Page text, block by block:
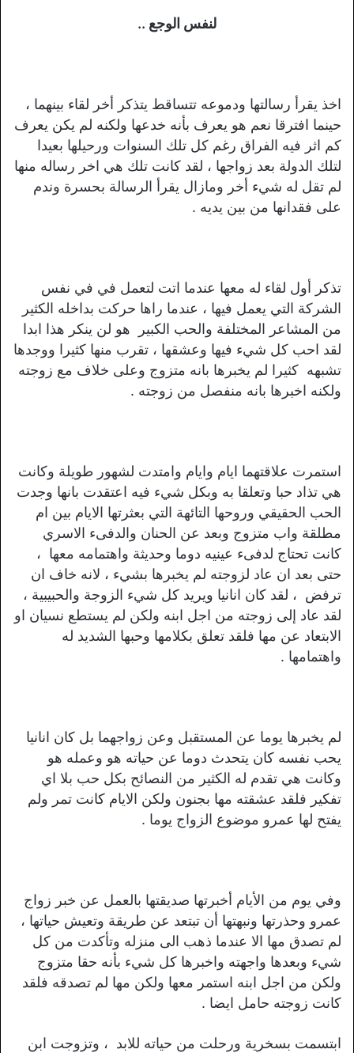
لنفس الوجع ..
اخذ يقرأ رسالتها ودموعه تتساقط يتذكر أخر لقاء بينهما ،
حينما افترقا نعم هو يعرف بأنه خدعها ولكنه لم يكن يعرف
كم اثر فيه الفراق رغم كل تلك السنوات ورحيلها بعيدا
لتلك الدولة بعد زواجها ، لقد كانت تلك هي اخر رساله منها
لم تقل له شيء أخر ومازال يقرأ الرسالة بحسرة وندم
على فقدانها من بين يديه .
تذكر أول لقاء له معها عندما اتت لتعمل في في نفس
الشركة التي يعمل فيها ، عندما راها حركت بداخله الكثير
من المشاعر المختلفة والحب الكبير هو لن ينكر هذا ابدا
لقد احب كل شيء فيها وعشقها ، تقرب منها كثيرا ووجدها
تشبهه كثيرا لم يخبرها بانه متزوج وعلى خلاف مع زوجته
ولكنه اخبرها بانه منفصل من زوجته .
استمرت علاقتهما ايام وايام وامتدت لشهور طويلة وكانت
هي تذاد حبا وتعلقا به وبكل شيء فيه اعتقدت بانها وجدت
الحب الحقيقي وروحها التائهة التي بعثرتها الايام بين ام
مطلقة واب متزوج وبعد عن الحنان والدفىء الاسري
كانت تحتاج لدفىء عينيه دوما وحديثة واهتمامه معها ،
حتى بعد ان عاد لزوجته لم يخبرها بشيء ، لانه خاف ان
ترفض ، لقد كان انانيا ويريد كل شيء الزوجة والحبيبية ،
لقد عاد إلى زوجته من اجل ابنه ولكن لم يستطع نسيان او
الابتعاد عن مها فلقد تعلق بكلامها وحبها الشديد له
واهتمامها .
لم يخبرها يوما عن المستقبل وعن زواجهما بل كان انانيا
يحب نفسه كان يتحدث دوما عن حياته هو وعمله هو
وكانت هي تقدم له الكثير من النصائح بكل حب بلا اي
تفكير فلقد عشقته مها بجنون ولكن الايام كانت تمر ولم
يفتح لها عمرو موضوع الزواج يوما .
وفي يوم من الأيام أخبرتها صديقتها بالعمل عن خبر زواج
عمرو وحذرتها ونبهتها أن تبتعد عن طريقة وتعيش حياتها ،
لم تصدق مها الا عندما ذهب الى منزله وتأكدت من كل
شيء وبعدها واجهته واخبرها كل شيء بأنه حقا متزوج
ولكن من اجل ابنه استمر معها ولكن مها لم تصدقه فلقد
كانت زوجته حامل ايضا .
ابتسمت بسخرية ورحلت من حياته للابد ، وتزوجت ابن